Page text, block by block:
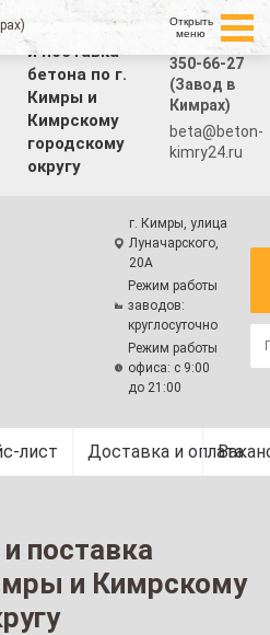
Производство
и поставка
бетона по г.
Кимры и
Кимрскому
городскому
округу
+7 (499)
350-66-27
(Завод в
Кимрах)
beta@beton-
kimry24.ru
г. Кимры, улица
Луначарского,
20А
Режим работы
заводов:
круглосуточно
Режим работы
офиса: с 9:00
до 21:00
лист Доставка и оплата
поставка
и Кимрскому
Открыть
меню